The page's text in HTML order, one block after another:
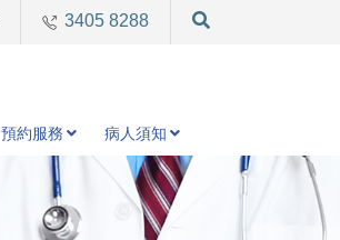
3405 8288
預約服務 病人須知